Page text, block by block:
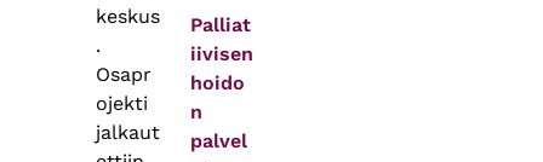
keskus
.
Osapr
ojekti
jalkaut
Palliat
iivisen
hoido
n
palvel